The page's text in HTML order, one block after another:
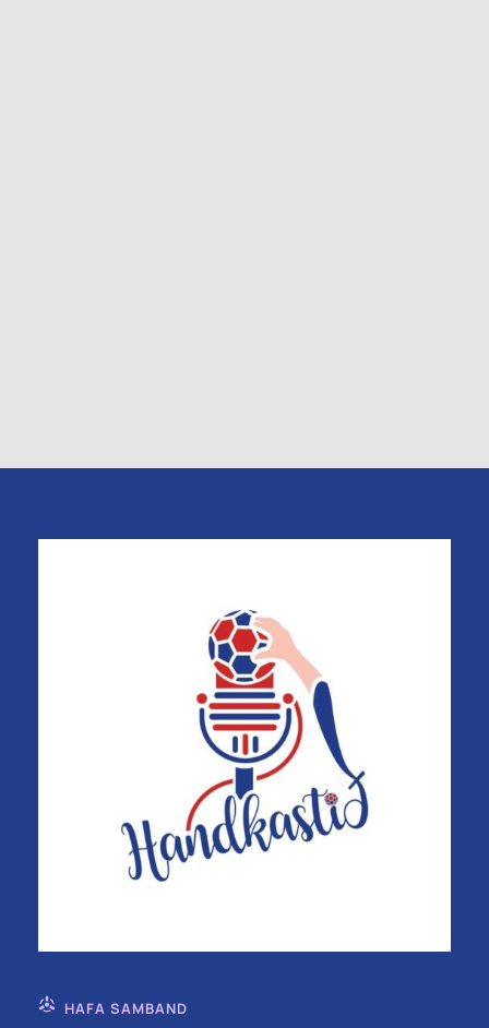
HAFA SAMBAND